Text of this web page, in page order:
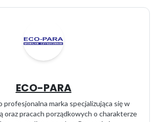
ECO-PARA
profesjonalna marka specjalizująca się w
oraz pracach porządkowych o charakterze